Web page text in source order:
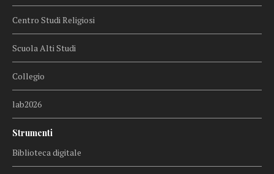
Centro Studi Religiosi
Scuola Alti Studi
Collegio
lab2026
Strumenti
Biblioteca digitale